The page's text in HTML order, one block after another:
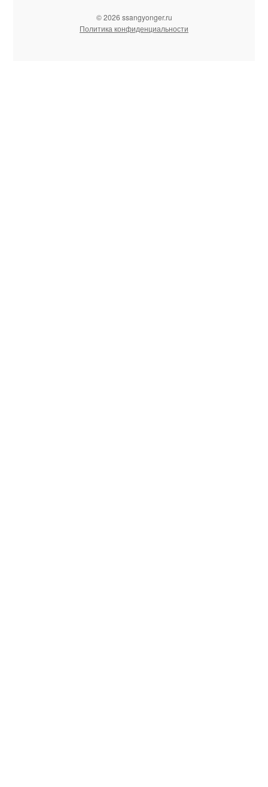
© 2026 ssangyonger.ru
Политика конфиденциальности